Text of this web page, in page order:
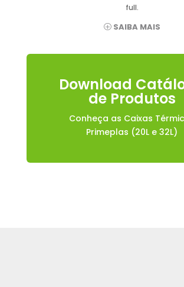
full.
SAIBA MAIS
Download
de Produtos
Conheça as Caixas
Primeplas (20L e 32L)